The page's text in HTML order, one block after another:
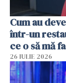
Cum au
într-un
ce o să mă
26 IULIE 2026